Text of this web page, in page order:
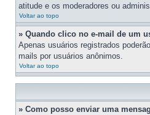
atitude e os moderadores ou
Voltar ao topo
» Quando clico no e-mail de um
Apenas usuários registrados
mails por usuários anônimos.
Voltar ao topo
» Como posso enviar uma